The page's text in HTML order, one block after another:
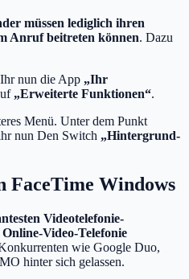
müssen lediglich ihren
Anruf beitreten können. Dazu
nun die App „Ihr
„Erweiterte Funktionen“.
Menü. Unter dem Punkt
nun Den Switch „Hintergrund-
FaceTime Windows
Videotelefonie-
Video-Telefonie
wie Google Duo,
hinter sich gelassen.